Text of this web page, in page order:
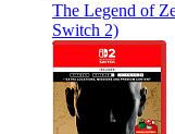
The Legend of
Switch 2)